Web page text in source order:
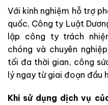
Với kinh nghiệm hỗ trợ
quốc, Công ty Luật
lập công ty trách
chóng và chuyên
tối đa thời gian, công
lý ngay từ giai đoạn đầu
Khi sử dụng dịch vụ